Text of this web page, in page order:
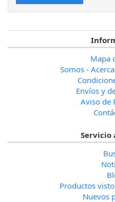
Mapa
Somos -
Envíos y
Aviso de
Servicio
Productos
Nuevos